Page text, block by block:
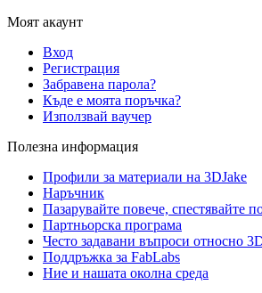
Моят акаунт
Вход
Регистрация
Забравена парола?
Къде е моята поръчка?
Използвай ваучер
Полезна информация
Профили за материали на 3DJake
Наръчник
Пазарувайте повече, спестявайте
Партньорска програма
Често задавани въпроси относно
Поддръжка за FabLabs
Ние и нашата околна среда